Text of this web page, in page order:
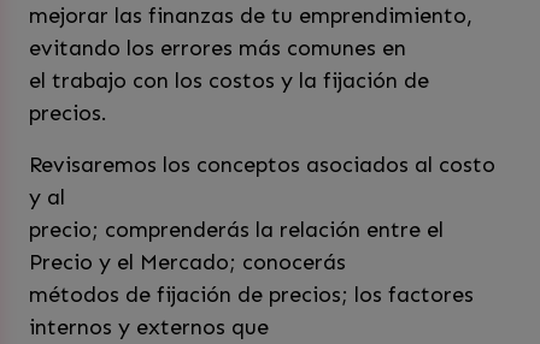
mejorar las finanzas de tu emprendimiento,
evitando los errores más comunes en
el trabajo con los costos y la fijación de
precios.
Revisaremos los conceptos asociados al costo
y al
precio; comprenderás la relación entre el
Precio y el Mercado; conocerás
métodos de fijación de precios; los factores
internos y externos que